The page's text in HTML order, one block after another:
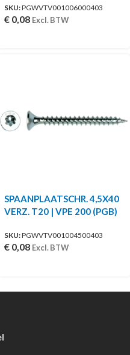
SKU:PGWVTV001006000403
€ 0,08 Excl. BTW
SPAANPLAATSCHR. 4,5X40
VERZ. T20 | VPE 200 (PGB)
SKU:PGWVTV001004500403
€ 0,08 Excl. BTW